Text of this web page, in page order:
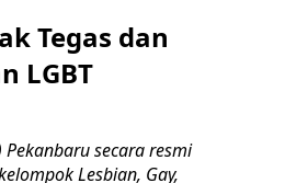
Tegas dan
LGBT
Pekanbaru secara resmi
Lesbian, Gay,